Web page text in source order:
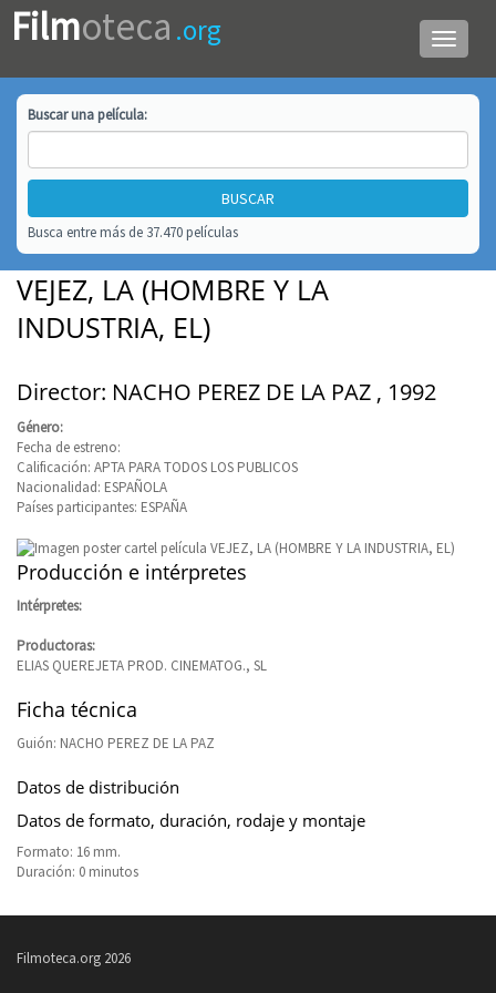
Menú
de
Filmoteca .org
Buscar unapelícula:
Busca entre más de 37.470 películas
VEJEZ, LA (HOMBRE Y LA
INDUSTRIA, EL)
Director: NACHO PEREZ DE LA PAZ , 1992
Género:
Fecha de estreno:
Calificación: APTA PARA TODOS LOS PUBLICOS
Nacionalidad: ESPAÑOLA
Países participantes: ESPAÑA
Producción e intérpretes
Intérpretes:
Productoras:
ELIAS QUEREJETA PROD. CINEMATOG., SL
Ficha técnica
Guión: NACHO PEREZ DE LA PAZ
Datos de distribución
Datos de formato, duración, rodaje y montaje
Formato: 16 mm.
Duración: 0 minutos
Filmoteca.org 2026